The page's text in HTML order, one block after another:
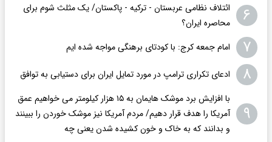
۶
ائتلاف نظامی عربستان - ترکیه - پاکستان/ یک مثلث شوم برای
محاصره ایران؟
۷ امام جمعه کرج: با کودتای برهنگی مواجه شده ایم
۸ ادعای تکراری ترامپ در مورد تمایل ایران برای دستیابی به توافق
۹
با افزایش برد موشک هایمان به ۱۵ هزار کیلومتر می خواهیم عمق
آمریکا را هدف قرار دهیم/ مردم آمریکا نیز موشک خوردن را ببینند
و بدانند که به خاک و خون کشیده شدن یعنی چه